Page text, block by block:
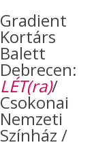
Gradient
Kortárs
Balett
Debrecen:
LÉT(ra)/
Csokonai
Nemzeti
Színház /